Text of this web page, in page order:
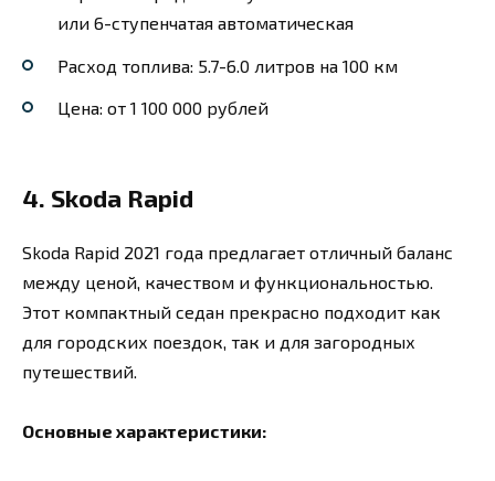
или 6-ступенчатая автоматическая
Расход топлива: 5.7-6.0 литров на 100 км
Цена: от 1 100 000 рублей
4. Skoda Rapid
Skoda Rapid 2021 года предлагает отличный баланс
между ценой, качеством и функциональностью.
Этот компактный седан прекрасно подходит как
для городских поездок, так и для загородных
путешествий.
Основные характеристики: